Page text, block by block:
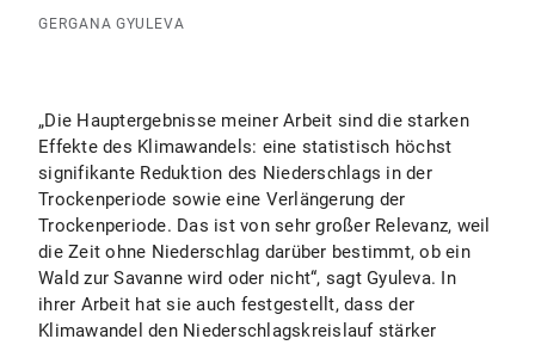
GERGANA GYULEVA
„Die Hauptergebnisse meiner Arbeit sind die starken
Effekte des Klimawandels: eine statistisch höchst
signifikante Reduktion des Niederschlags in der
Trockenperiode sowie eine Verlängerung der
Trockenperiode. Das ist von sehr großer Relevanz, weil
die Zeit ohne Niederschlag darüber bestimmt, ob ein
Wald zur Savanne wird oder nicht“, sagt Gyuleva. In
ihrer Arbeit hat sie auch festgestellt, dass der
Klimawandel den Niederschlagskreislauf stärker